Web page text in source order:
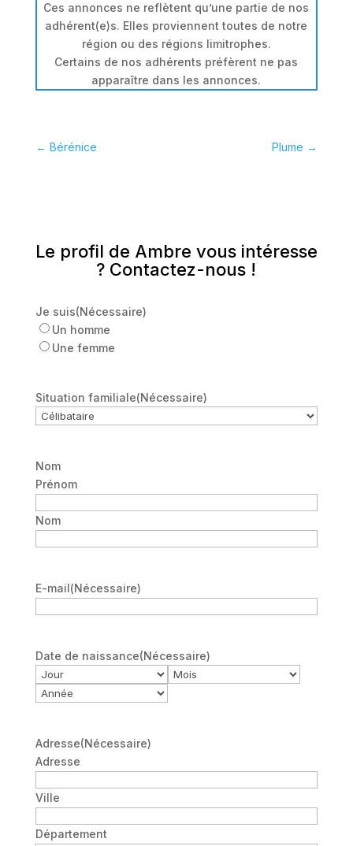
Ces annonces ne reflètent qu’une partie de nos
adhérent(e)s. Elles proviennent toutes de notre
région ou des régions limitrophes.
Certains de nos adhérents préfèrent ne pas
apparaître dans les annonces.
← Bérénice Plume →
Le profil de Ambre vous intéresse
? Contactez-nous !
Je suis(Nécessaire)
Un homme
Une femme
Situation familiale(Nécessaire)
Nom
Prénom
Nom
E-mail(Nécessaire)
Date de naissance(Nécessaire)
Jour
Mois
Année
Adresse(Nécessaire)
Adresse
Ville
Département